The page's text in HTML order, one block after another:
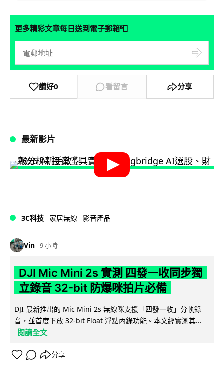
更多精彩文章每日送到電子郵箱📮
讚好0 看留言 分享
最新影片
3C科技 家居無線 影音產品
Vin 9 小時
DJI Mic Mini 2s 實測 四發一收同步獨
立錄音 32-bit 防爆咪拍片必備
DJI 最新推出的 Mic Mini 2s 無線咪支援「四發一收」分軌錄
音，並首度下放 32-bit Float 浮點內錄功能。本文經實測其...
閱讀全文
分享